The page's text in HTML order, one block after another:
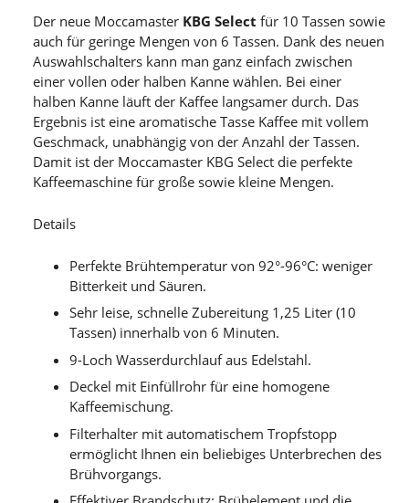
Der neue Moccamaster KBG Select für 10 Tassen sowie
auch für geringe Mengen von 6 Tassen. Dank des neuen
Auswahlschalters kann man ganz einfach zwischen
einer vollen oder halben Kanne wählen. Bei einer
halben Kanne läuft der Kaffee langsamer durch. Das
Ergebnis ist eine aromatische Tasse Kaffee mit vollem
Geschmack, unabhängig von der Anzahl der Tassen.
Damit ist der Moccamaster KBG Select die perfekte
Kaffeemaschine für große sowie kleine Mengen.
Details
Perfekte Brühtemperatur von 92°-96°C: weniger
Bitterkeit und Säuren.
Sehr leise, schnelle Zubereitung 1,25 Liter (10
Tassen) innerhalb von 6 Minuten.
9-Loch Wasserdurchlauf aus Edelstahl.
Deckel mit Einfüllrohr für eine homogene
Kaffeemischung.
Filterhalter mit automatischem Tropfstopp
ermöglicht Ihnen ein beliebiges Unterbrechen des
Brühvorgangs.